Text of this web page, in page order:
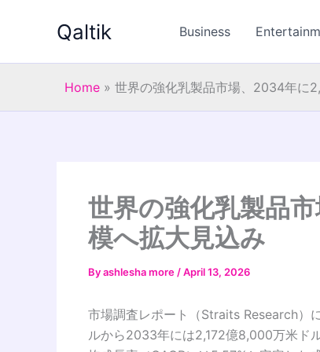
Qaltik Business
Home » 世界の強化乳製品市場、2034年に
世界の強化乳製品
模へ拡大見込み
Byashlesha more /April 13, 2026
市場調査レポート（Straits Research）
ルから2033年には2,172億8,000万米ド